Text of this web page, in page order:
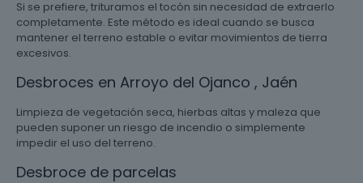
Si se prefiere, trituramos el tocón sin necesidad de extraerlo
completamente. Este método es ideal cuando se busca
mantener el terreno estable o evitar movimientos de tierra
excesivos.
Desbroces en Arroyo del Ojanco , Jaén
Limpieza de vegetación seca, hierbas altas y maleza que
pueden suponer un riesgo de incendio o simplemente
impedir el uso del terreno.
Desbroce de parcelas